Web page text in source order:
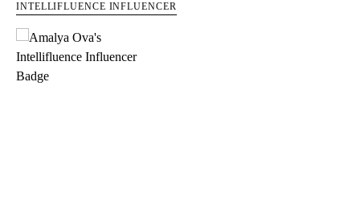
INTELLIFLUENCE INFLUENCER